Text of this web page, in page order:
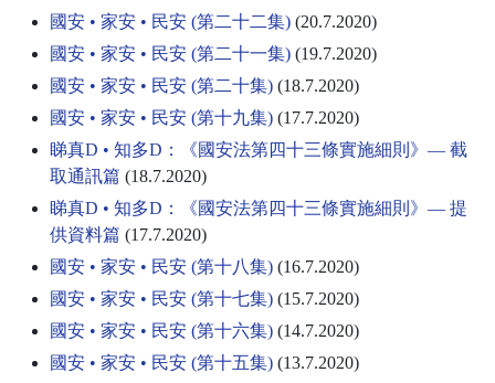
國安 • 家安 • 民安 (第二十二集) (20.7.2020)
國安 • 家安 • 民安 (第二十一集) (19.7.2020)
國安 • 家安 • 民安 (第二十集) (18.7.2020)
國安 • 家安 • 民安 (第十九集) (17.7.2020)
睇真D • 知多D：《國安法第四十三條實施細則》— 截
取通訊篇 (18.7.2020)
睇真D • 知多D：《國安法第四十三條實施細則》— 提
供資料篇 (17.7.2020)
國安 • 家安 • 民安 (第十八集) (16.7.2020)
國安 • 家安 • 民安 (第十七集) (15.7.2020)
國安 • 家安 • 民安 (第十六集) (14.7.2020)
國安 • 家安 • 民安 (第十五集) (13.7.2020)